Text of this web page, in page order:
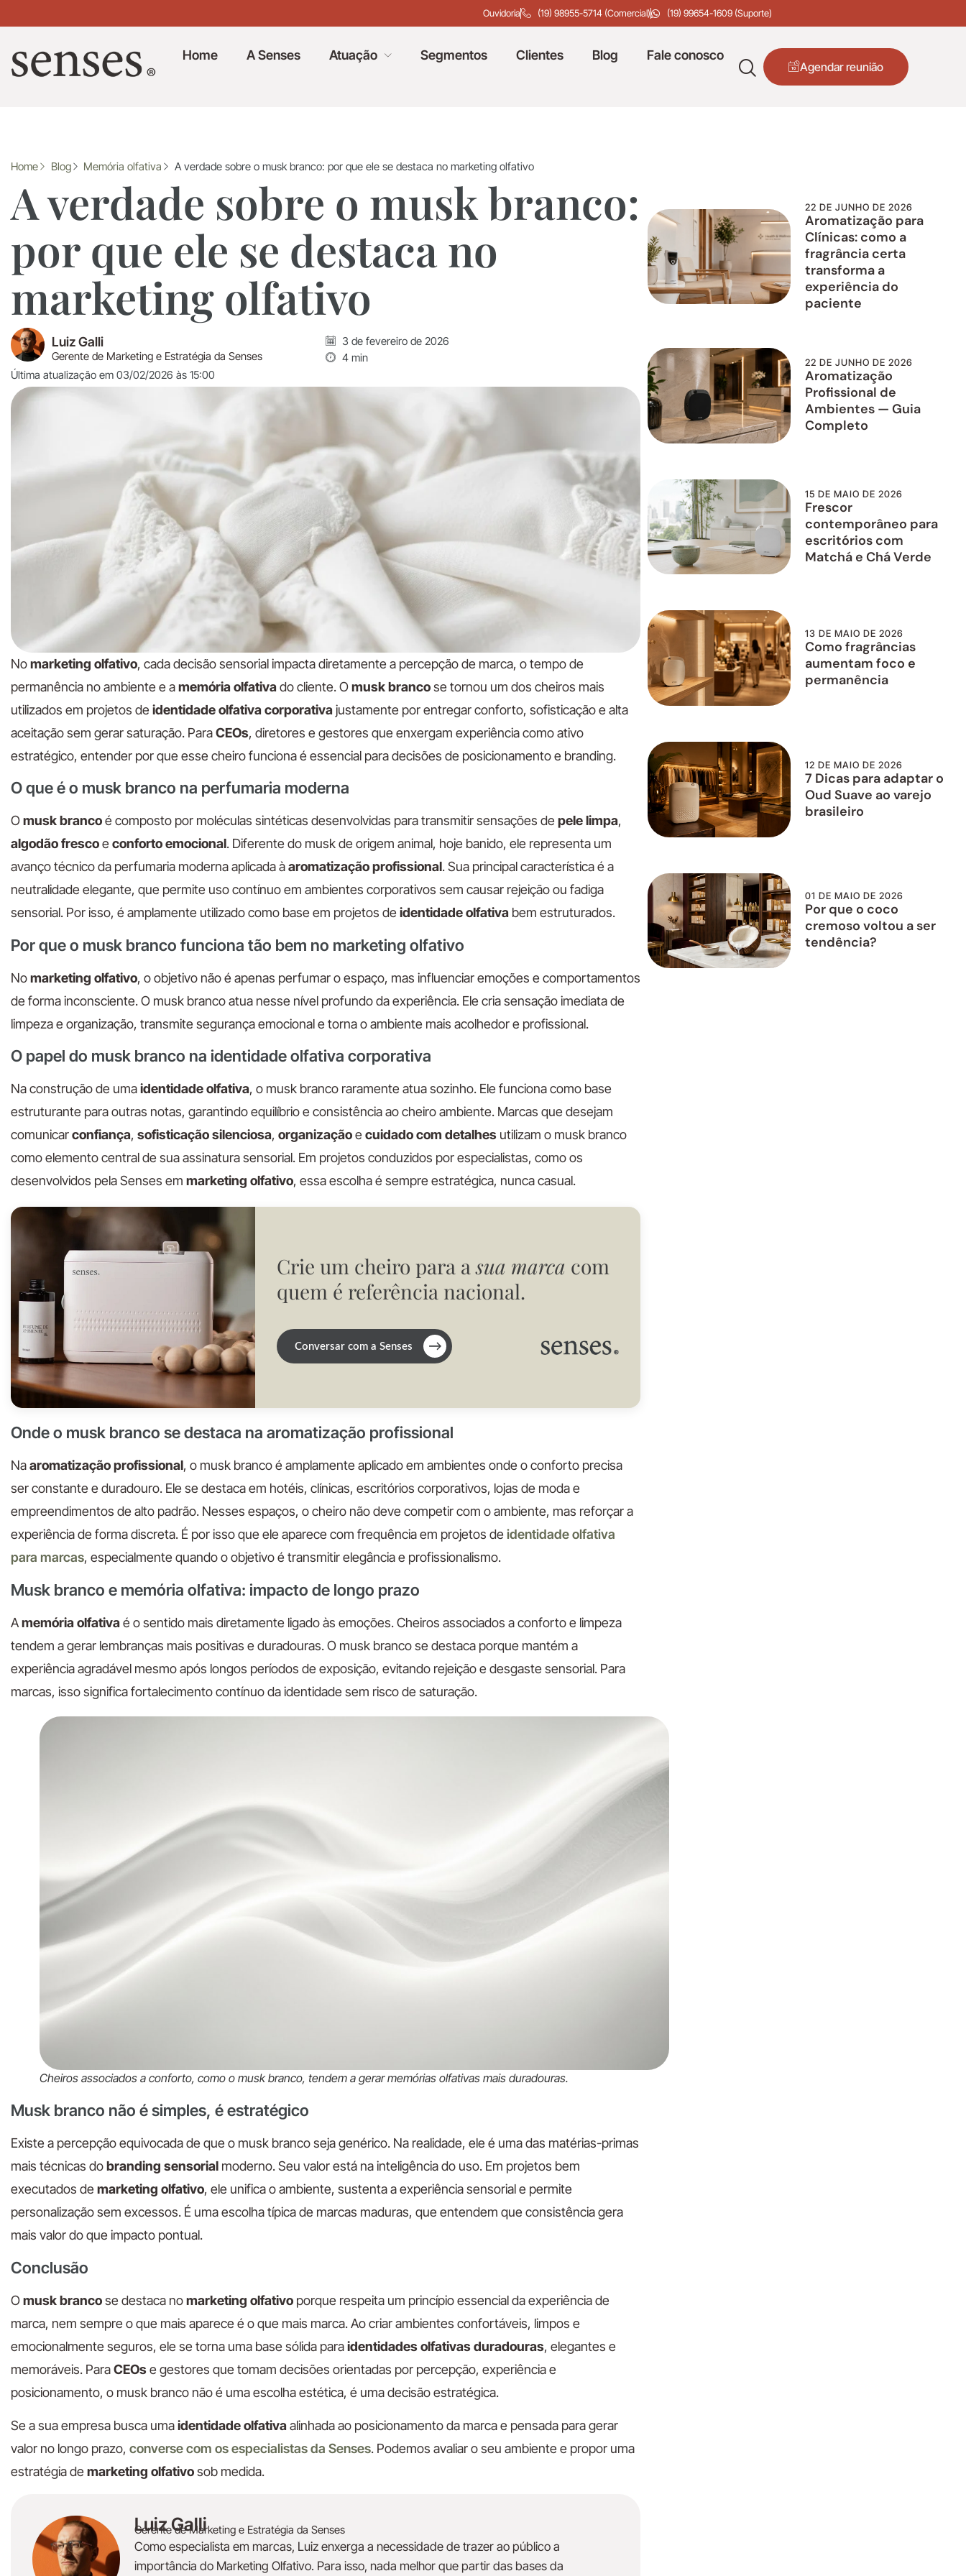
Ouvidoria (19) 98955-5714 (Comercial) (19) 99654-1609 (Suporte)
Home A Senses Atuação Segmentos Clientes Blog Fale conosco
Agendar reunião
Home Blog Memória olfativa A verdade sobre o musk branco: por que ele se destaca no marketing olfativo
A verdade sobre o musk branco:
por que ele se destaca no
marketing olfativo
Luiz Galli
Gerente de Marketing e Estratégia da Senses
3 de fevereiro de 2026
4 min
Última atualização em 03/02/2026 às 15:00
Nomarketing olfativo, cada decisão sensorial impacta diretamente a percepção de marca, o tempo de
permanência no ambiente e amemória olfativado cliente. Omusk brancose tornou um dos cheiros mais
utilizados em projetos de identidade olfativa corporativajustamente por entregar conforto, sofisticação e alta
aceitação sem gerar saturação. ParaCEOs, diretores e gestores que enxergam experiência como ativo
estratégico, entender por que esse cheiro funciona é essencial para decisões de posicionamento e branding.
O que é o musk branco na perfumaria moderna
Omusk brancoé composto por moléculas sintéticas desenvolvidas para transmitir sensações de pele limpa,
algodão frescoe conforto emocional. Diferente do musk de origem animal, hoje banido, ele representa um
avanço técnico da perfumaria moderna aplicada àaromatização profissional. Sua principal característica é a
neutralidade elegante, que permite uso contínuo em ambientes corporativos sem causar rejeição ou fadiga
sensorial. Por isso, é amplamente utilizado como base em projetos de identidade olfativa bem estruturados.
Por que o musk branco funciona tão bem no marketing olfativo
Nomarketing olfativo, o objetivo não é apenas perfumar o espaço, mas influenciar emoções e comportamentos
de forma inconsciente. O musk branco atua nesse nível profundo da experiência. Ele cria sensação imediata de
limpeza e organização, transmite segurança emocional e torna o ambiente mais acolhedor e profissional.
O papel do musk branco na identidade olfativa corporativa
Na construção de umaidentidade olfativa, o musk branco raramente atua sozinho. Ele funciona como base
estruturante para outras notas, garantindo equilíbrio e consistência ao cheiro ambiente. Marcas que desejam
comunicarconfiança, sofisticação silenciosa, organizaçãoe cuidado com detalhes utilizam o musk branco
como elemento central de sua assinatura sensorial. Em projetos conduzidos por especialistas, como os
desenvolvidos pela Senses em marketing olfativo, essa escolha é sempre estratégica, nunca casual.
Crie um cheiro para asua marca com
quem é referência nacional.
Conversar com a Senses →
Onde o musk branco se destaca na aromatização profissional
Naaromatização profissional, o musk branco é amplamente aplicado em ambientes onde o conforto precisa
ser constante e duradouro. Ele se destaca em hotéis, clínicas, escritórios corporativos, lojas de moda e
empreendimentos de alto padrão. Nesses espaços, o cheiro não deve competir com o ambiente, mas reforçar a
experiência de forma discreta. É por isso que ele aparece com frequência em projetos de identidade olfativa
para marcas, especialmente quando o objetivo é transmitir elegância e profissionalismo.
Musk branco e memória olfativa: impacto de longo prazo
Amemória olfativaé o sentido mais diretamente ligado às emoções. Cheiros associados a conforto e limpeza
tendem a gerar lembranças mais positivas e duradouras. O musk branco se destaca porque mantém a
experiência agradável mesmo após longos períodos de exposição, evitando rejeição e desgaste sensorial. Para
marcas, isso significa fortalecimento contínuo da identidade sem risco de saturação.
Cheiros associados a conforto, como o musk branco, tendem a gerar memórias olfativas mais duradouras.
Musk branco não é simples, é estratégico
Existe a percepção equivocada de que o musk branco seja genérico. Na realidade, ele é uma das matérias-primas
mais técnicas dobranding sensorial moderno. Seu valor está na inteligência do uso. Em projetos bem
executados de marketing olfativo, ele unifica o ambiente, sustenta a experiência sensorial e permite
personalização sem excessos. É uma escolha típica de marcas maduras, que entendem que consistência gera
mais valor do que impacto pontual.
Conclusão
Omusk brancose destaca nomarketing olfativo porque respeita um princípio essencial da experiência de
marca, nem sempre o que mais aparece é o que mais marca. Ao criar ambientes confortáveis, limpos e
emocionalmente seguros, ele se torna uma base sólida paraidentidades olfativas duradouras, elegantes e
memoráveis. ParaCEOs e gestores que tomam decisões orientadas por percepção, experiência e
posicionamento, o musk branco não é uma escolha estética, é uma decisão estratégica.
Se a sua empresa busca umaidentidade olfativaalinhada ao posicionamento da marca e pensada para gerar
valor no longo prazo, converse com os especialistas da Senses. Podemos avaliar o seu ambiente e propor uma
estratégia de marketing olfativosob medida.
Luiz Galli
Gerente de Marketing e Estratégia da Senses
Como especialista em marcas, Luiz enxerga a necessidade de trazer ao público a
importância do Marketing Olfativo. Para isso, nada melhor que partir das bases da
22 DE JUNHO DE 2026
Aromatização para
Clínicas: como a
fragrância certa
transforma a
experiência do
paciente
22 DE JUNHO DE 2026
Aromatização
Profissional de
Ambientes — Guia
Completo
15 DE MAIO DE 2026
Frescor
contemporâneo para
escritórios com
Matchá e Chá Verde
13 DE MAIO DE 2026
Como fragrâncias
aumentam foco e
permanência
12 DE MAIO DE 2026
7 Dicas para adaptar o
Oud Suave ao varejo
brasileiro
01 DE MAIO DE 2026
Por que o coco
cremoso voltou a ser
tendência?